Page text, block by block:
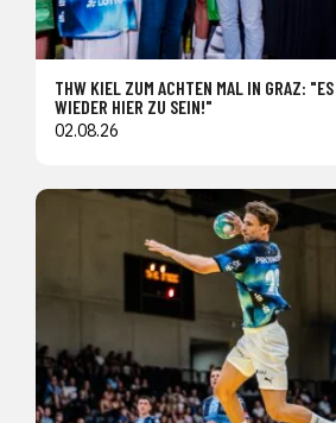
THW KIEL ZUM ACHTEN MAL IN GRAZ:
WIEDER HIER ZU SEIN!"
02.08.26